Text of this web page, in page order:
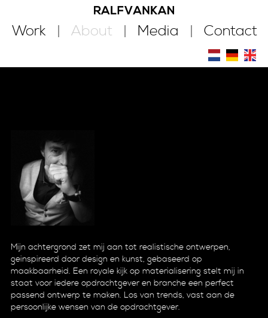
Work About Media Contact
Mijn achtergrond zet mij aan tot realistische ontwerpen,
geinspireerd door design en kunst, gebaseerd op
maakbaarheid. Een royale kijk op materialisering stelt mij in
staat voor iedere opdrachtgever en branche een perfect
passend ontwerp te maken. Los van trends, vast aan de
persoonlijke wensen van de opdrachtgever.